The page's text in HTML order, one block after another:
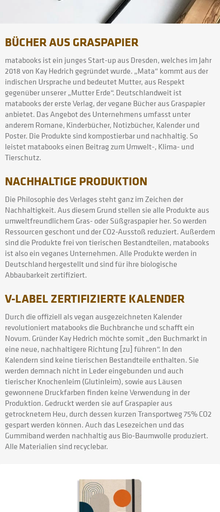
BÜCHER AUS GRASPAPIER
matabooks ist ein junges Start-up aus Dresden, welches im Jahr
2018 von Kay Hedrich gegründet wurde. „Mata“ kommt aus der
indischen Ursprache und bedeutet Mutter, aus Respekt
gegenüber unserer „Mutter Erde“. Deutschlandweit ist
matabooks der erste Verlag, der vegane Bücher aus Graspapier
anbietet. Das Angebot des Unternehmens umfasst unter
anderem Romane, Kinderbücher, Notizbücher, Kalender und
Poster. Die Produkte sind kompostierbar und nachhaltig. So
leistet matabooks einen Beitrag zum Umwelt-, Klima- und
Tierschutz.
NACHHALTIGE PRODUKTION
Die Philosophie des Verlages steht ganz im Zeichen der
Nachhaltigkeit. Aus diesem Grund stellen sie alle Produkte aus
umweltfreundlichem Gras- oder Süßgraspapier her. So werden
Ressourcen geschont und der CO2-Ausstoß reduziert. Außerdem
sind die Produkte frei von tierischen Bestandteilen, matabooks
ist also ein veganes Unternehmen. Alle Produkte werden in
Deutschland hergestellt und sind für ihre biologische
Abbaubarkeit zertifiziert.
V-LABEL ZERTIFIZIERTE KALENDER
Durch die offiziell als vegan ausgezeichneten Kalender
revolutioniert matabooks die Buchbranche und schafft ein
Novum. Gründer Kay Hedrich möchte somit „den Buchmarkt in
eine neue, nachhaltigere Richtung [zu] führen“. In den
Kalendern sind keine tierischen Bestandteile enthalten. Sie
werden demnach nicht in Leder eingebunden und auch
tierischer Knochenleim (Glutinleim), sowie aus Läusen
gewonnene Druckfarben finden keine Verwendung in der
Produktion. Gedruckt werden sie auf Graspapier aus
getrocknetem Heu, durch dessen kurzen Transportweg 75% CO2
gespart werden können. Auch das Lesezeichen und das
Gummiband werden nachhaltig aus Bio-Baumwolle produziert.
Alle Materialien sind recyclebar.